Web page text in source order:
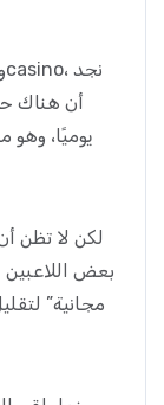
يوميًا، وهو
لكن لا تظن